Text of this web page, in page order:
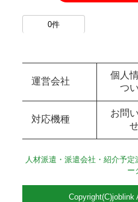
0件
運営会社
個人
つ
対応機種
お問
人材派遣・派遣会社・紹介予
ー
Copyright(C)joblink